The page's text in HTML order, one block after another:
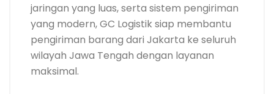
jaringan yang luas, serta sistem pengiriman
yang modern, GC Logistik siap membantu
pengiriman barang dari Jakarta ke seluruh
wilayah Jawa Tengah dengan layanan
maksimal.